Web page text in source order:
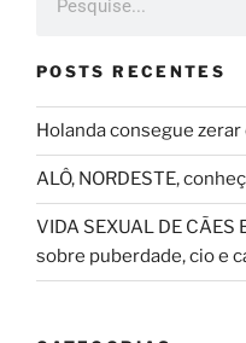
POSTS RECENTES
Holanda consegue
ALÔ, NORDESTE,
VIDA SEXUAL DE CÃES
sobre puberdade, cio e